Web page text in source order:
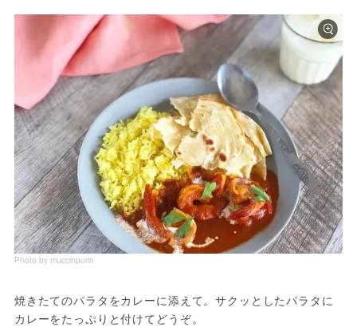
Photo by muccinpurin
焼きたてのパラタをカレーに添えて。サクッとしたパラタに
カレーをたっぷりと付けてどうぞ。